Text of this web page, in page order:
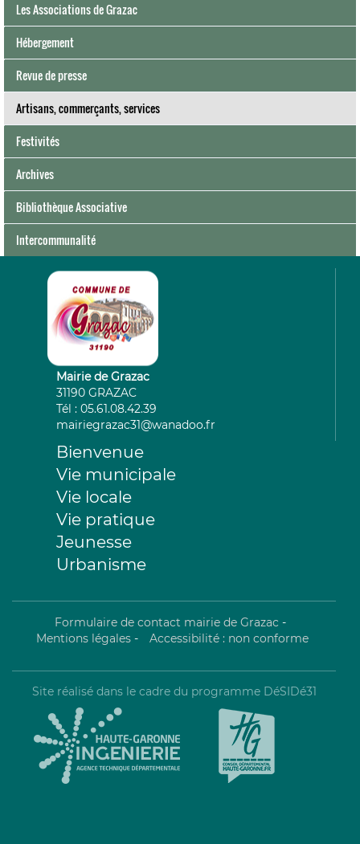
Les Associations de Grazac
Hébergement
Revue de presse
Artisans, commerçants, services
Festivités
Archives
Bibliothèque Associative
Intercommunalité
Mairie de Grazac
31190 GRAZAC
Tél : 05.61.08.42.39
mairiegrazac31@wanadoo.fr
Bienvenue
Vie municipale
Vie locale
Vie pratique
Jeunesse
Urbanisme
Formulaire de contact mairie de Grazac -
Mentions légales- Accessibilité : non conforme
Site réalisé dans le cadre du programme DéSIDé31